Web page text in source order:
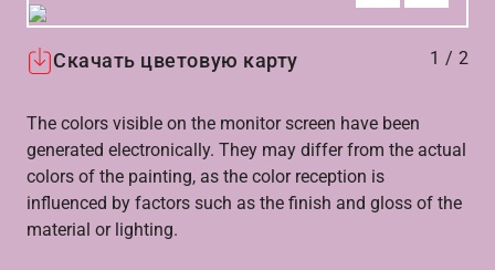
Скачать цветовую карту 1 / 2
The colors visible on the monitor screen have been
generated electronically. They may differ from the actual
colors of the painting, as the color reception is
influenced by factors such as the finish and gloss of the
material or lighting.